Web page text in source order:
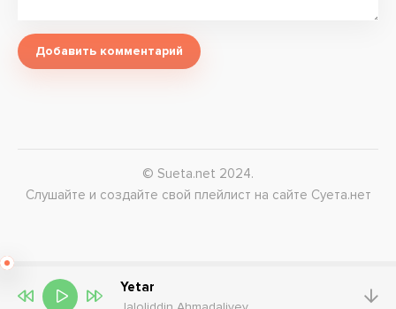
Добавить комментарий
© Sueta.net 2024.
Слушайте и создайте свой плейлист на сайте Суета.нет
Yetar